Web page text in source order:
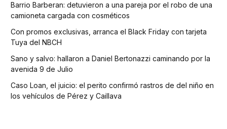
Barrio Barberan: detuvieron a una pareja por el robo de una
camioneta cargada con cosméticos
Con promos exclusivas, arranca el Black Friday con tarjeta
Tuya del NBCH
Sano y salvo: hallaron a Daniel Bertonazzi caminando por la
avenida 9 de Julio
Caso Loan, el juicio: el perito confirmó rastros de del niño en
los vehículos de Pérez y Caillava